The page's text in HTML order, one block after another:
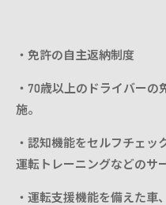
・免許の自主返納制度
・70歳以上のドライバー
施。
・認知機能をセルフチェッ
運転トレーニングなどのサ
・運転支援機能を備えた車